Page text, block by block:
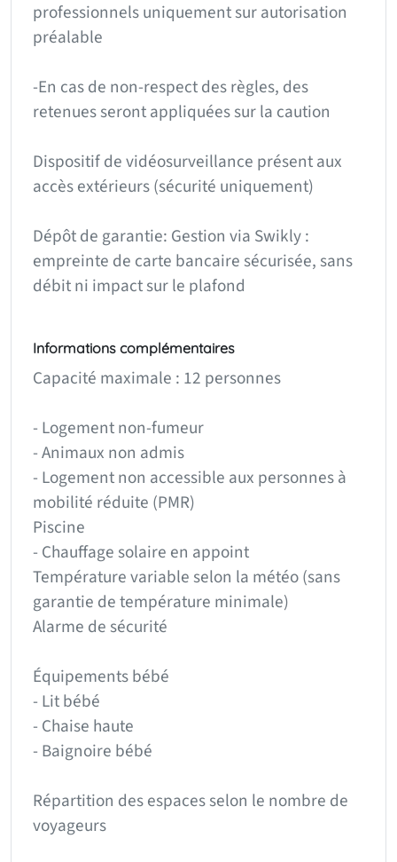
professionnels uniquement sur autorisation
préalable
-En cas de non-respect des règles, des
retenues seront appliquées sur la caution
Dispositif de vidéosurveillance présent aux
accès extérieurs (sécurité uniquement)
Dépôt de garantie: Gestion via Swikly :
empreinte de carte bancaire sécurisée, sans
débit ni impact sur le plafond
Informations complémentaires
Capacité maximale : 12 personnes
- Logement non-fumeur
- Animaux non admis
- Logement non accessible aux personnes à
mobilité réduite (PMR)
Piscine
- Chauffage solaire en appoint
Température variable selon la météo (sans
garantie de température minimale)
Alarme de sécurité
Équipements bébé
- Lit bébé
- Chaise haute
- Baignoire bébé
Répartition des espaces selon le nombre de
voyageurs